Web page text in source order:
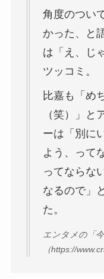
角度のつい
かった、と
は「え、じ
ツッコミ。
比嘉も「め
（笑）」と
ーは「別に
よう、って
ってならな
なるので」
た。
エンタメの「
（https://